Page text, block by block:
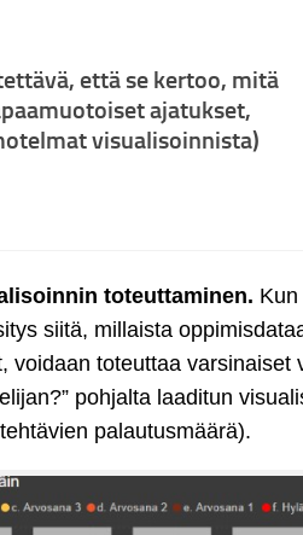
että se kertoo, mitä
ajatukset,
visualisoinnista)
toteuttaminen.
siitä, millaista
voidaan toteuttaa
pohjalta laaditun
palautusmäärä).